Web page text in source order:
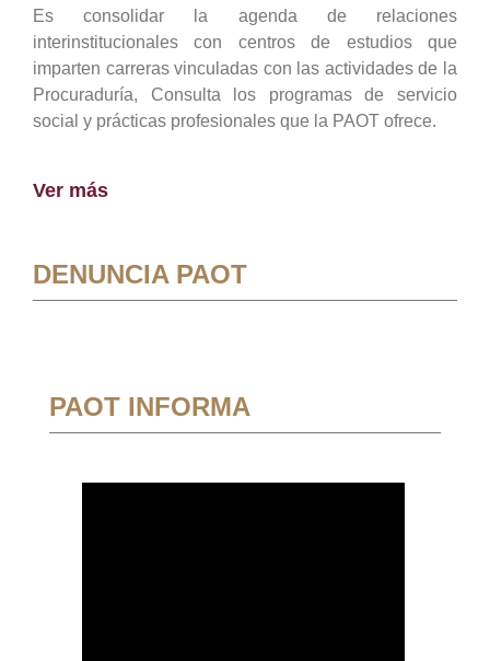
Es consolidar la agenda de relaciones
interinstitucionales con centros de estudios que
imparten carreras vinculadas con las actividades de la
Procuraduría, Consulta los programas de servicio
social y prácticas profesionales que la PAOT ofrece.
Ver más
DENUNCIA PAOT
PAOT INFORMA